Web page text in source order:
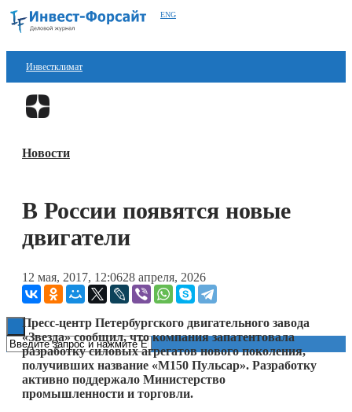
ENG
Инвестклимат
Финансы
Блокчейн
Книги
Новости
В России появятся новые
двигатели
12 мая, 2017, 12:0628 апреля, 2026
Пресс-центр Петербургского двигательного завода
«Звезда» сообщил, что компания запатентовала
разработку силовых агрегатов нового поколения,
получивших название «М150 Пульсар». Разработку
активно поддержало Министерство
промышленности и торговли.